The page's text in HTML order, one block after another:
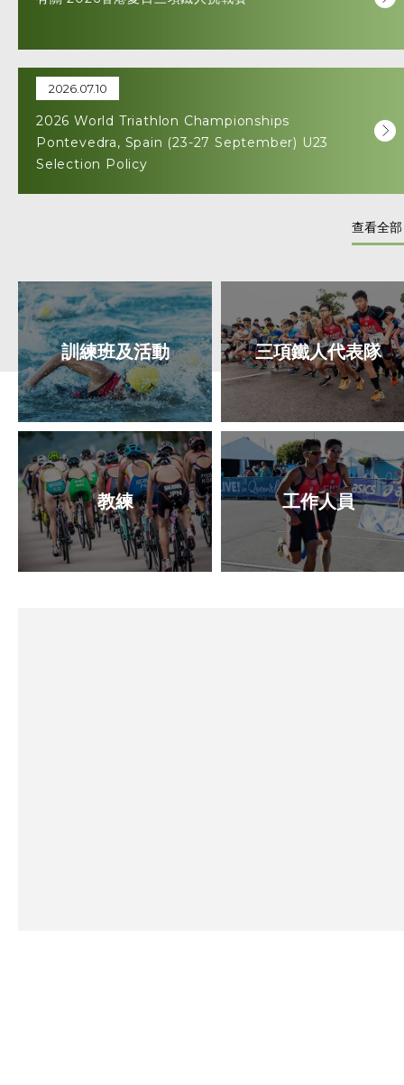
2026.07.10
2026 World Triathlon Championships
Pontevedra, Spain (23-27 September) U23
Selection Policy
查看全部
訓練班及活動 三項鐵人代表隊
教練 工作人員